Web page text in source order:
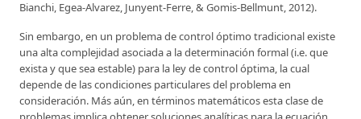
Bianchi, Egea-Alvarez, Junyent-Ferre, & Gomis-Bellmunt, 2012).
Sin embargo, en un problema de control óptimo tradicional existe
una alta complejidad asociada a la determinación formal (i.e. que
exista y que sea estable) para la ley de control óptima, la cual
depende de las condiciones particulares del problema en
consideración. Más aún, en términos matemáticos esta clase de